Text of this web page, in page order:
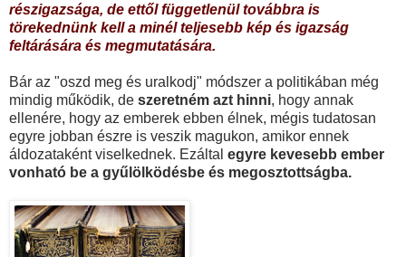
részigazsága, de ettől függetlenül továbbra is
törekednünk kell a minél teljesebb kép és igazság
feltárására és megmutatására.
Bár az "oszd meg és uralkodj" módszer a politikában még
mindig működik, de szeretném azt hinni, hogy annak
ellenére, hogy az emberek ebben élnek, mégis tudatosan
egyre jobban észre is veszik magukon, amikor ennek
áldozataként viselkednek. Ezáltal egyre kevesebb ember
vonható be a gyűlölködésbe és megosztottságba.